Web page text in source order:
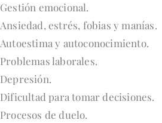
Gestión emocional.
Ansiedad, estrés, fobias y manías.
Autoestima y autoconocimiento.
Problemas laborales.
Depresión.
Dificultad para tomar decisiones.
Procesos de duelo.